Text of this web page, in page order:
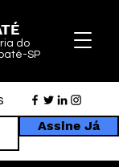
do
SP
Assine Já